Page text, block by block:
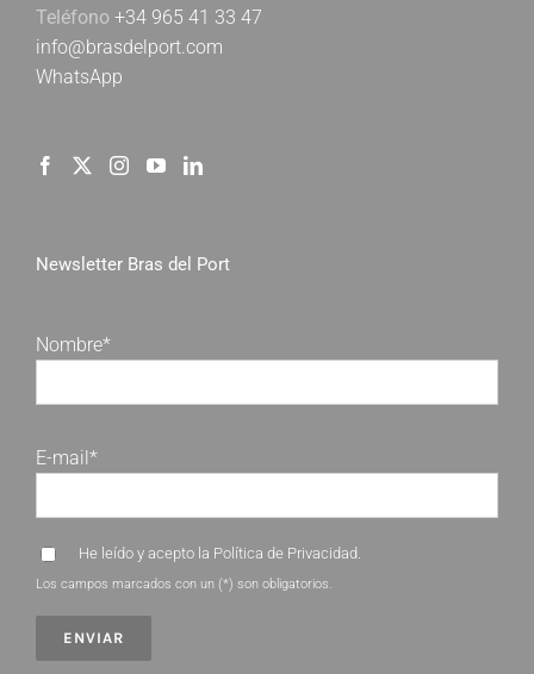
Teléfono +34 965 41 33 47
info@brasdelport.com
WhatsApp
Newsletter Bras del Port
Nombre*
E-mail*
He leído y acepto la Política de Privacidad.
Los campos marcados con un (*) son obligatorios.